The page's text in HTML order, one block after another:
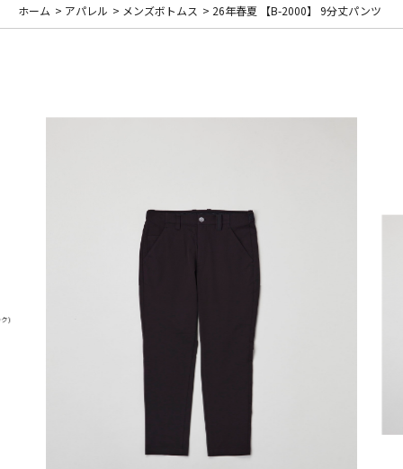
ホーム > アパレル > メンズボトムス > 26年春夏 【B-2000】 9分丈パンツ